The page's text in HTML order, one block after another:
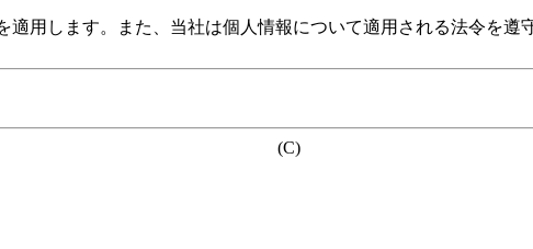
用します。また、当社は個人情報について適用される法令を遵
(C)